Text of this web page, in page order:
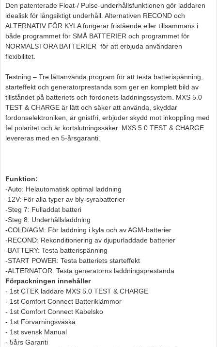
Den patenterade Float-/ Pulse-underhållsfunktionen gör laddaren
idealisk för långsiktigt underhåll. Alternativen RECOND och
ALTERNATIV FÖR KYLA fungerar fristående eller tillsammans i
både programmet för SMÅ BATTERIER och programmet för
NORMALSTORA BATTERIER för att erbjuda användaren
flexibilitet.
Testning – Tre lättanvända program för att testa batterispänning,
starteffekt och generatorprestanda som ger en komplett bild av
tillståndet på batteriets och fordonets laddningssystem. MXS 5.0
TEST & CHARGE är lätt och säker att använda, skyddar
fordonselektroniken, är gnistfri, erbjuder skydd mot inkoppling med
fel polaritet och är kortslutningssäker. MXS 5.0 TEST & CHARGE
levereras med en 5-årsgaranti.
Funktion:
-Auto: Helautomatisk optimal laddning
-12V: För alla typer av bly-syrabatterier
-Steg 7: Fulladdat batteri
-Steg 8: Underhållsladdning
-COLD/AGM: För laddning i kyla och av AGM-batterier
-RECOND: Rekonditionering av djupurladdade batterier
-BATTERY: Testa batterispänning
-START POWER: Testa batteriets starteffekt
-ALTERNATOR: Testa generatorns laddningsprestanda
Förpackningen innehåller
- 1st CTEK laddare MXS 5.0 TEST & CHARGE
- 1st Comfort Connect Batteriklämmor
- 1st Comfort Connect Kabelsko
- 1st Förvarningsväska
- 1st svensk Manual
- 5års Garanti